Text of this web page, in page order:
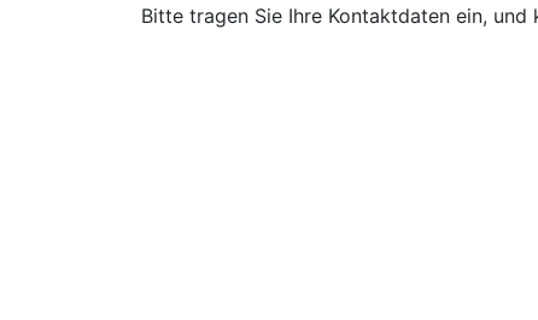
Bitte tragen Sie Ihre Kontaktdaten ein, und